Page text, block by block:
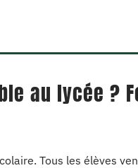
au lycée ?
Tous les élèves